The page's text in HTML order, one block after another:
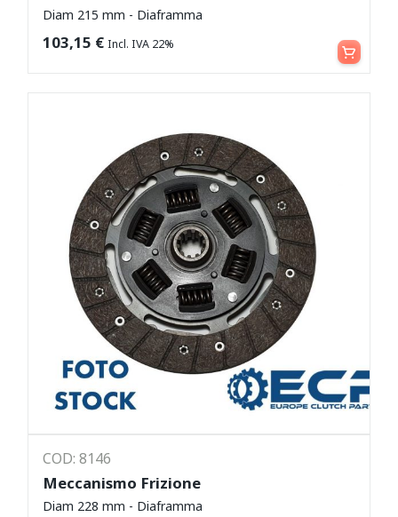
Diam 215 mm - Diaframma
103,15 € Incl. IVA 22% Leggi tutto
COD: 8146
Meccanismo Frizione
Diam 228 mm - Diaframma